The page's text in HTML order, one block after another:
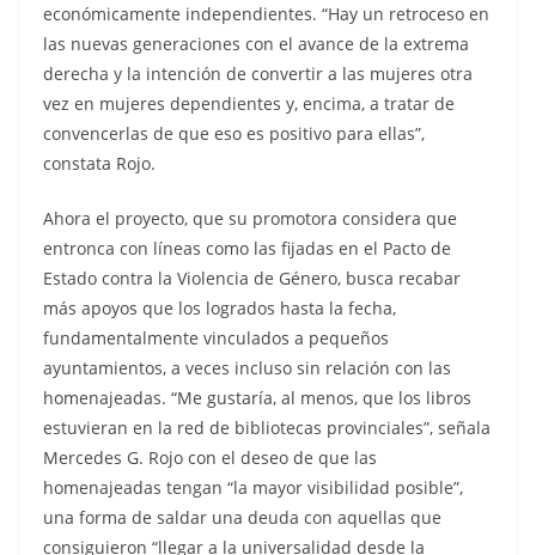
económicamente independientes. “Hay un retroceso en
las nuevas generaciones con el avance de la extrema
derecha y la intención de convertir a las mujeres otra
vez en mujeres dependientes y, encima, a tratar de
convencerlas de que eso es positivo para ellas”,
constata Rojo.
Ahora el proyecto, que su promotora considera que
entronca con líneas como las fijadas en el Pacto de
Estado contra la Violencia de Género, busca recabar
más apoyos que los logrados hasta la fecha,
fundamentalmente vinculados a pequeños
ayuntamientos, a veces incluso sin relación con las
homenajeadas. “Me gustaría, al menos, que los libros
estuvieran en la red de bibliotecas provinciales”, señala
Mercedes G. Rojo con el deseo de que las
homenajeadas tengan “la mayor visibilidad posible”,
una forma de saldar una deuda con aquellas que
consiguieron “llegar a la universalidad desde la